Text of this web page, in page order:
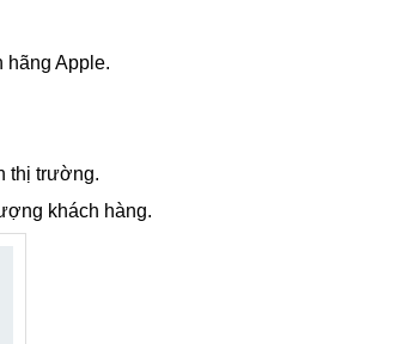
hãng Apple.
thị trường.
khách hàng.